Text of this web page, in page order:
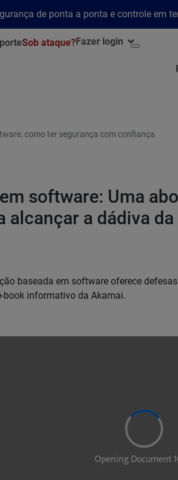
de ponta a ponta e controle em
Sob ataque?Fazer login
como ter segurança com confiança
software: Uma
alcançar a dádiva da
baseada em software oferece
book informativo da Akamai.